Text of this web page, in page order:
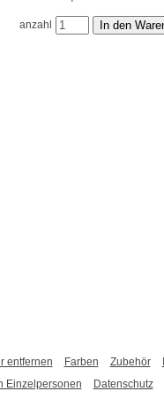
anzahl
entfernen Farben Zubehör
Einzelpersonen
Datenschutz